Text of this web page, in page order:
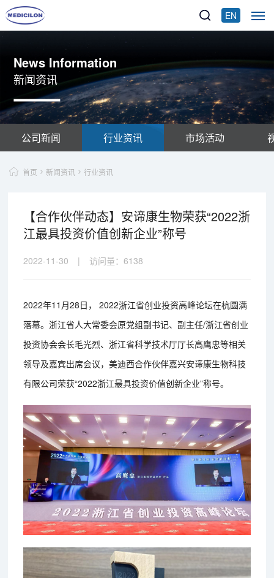
EN
News Information
新闻资讯
公司新闻 行业资讯 市场活动
首页 新闻资讯 行业资讯
【合作伙伴动态】安谛康生物荣获“2022浙
江最具投资价值创新企业”称号
2022-11-30 | 访问量：6138
2022年11月28日， 2022浙江省创业投资高峰论坛在杭圆满
落幕。浙江省人大常委会原党组副书记、副主任/浙江省创业
投资协会会长毛光烈、浙江省科学技术厅厅长高鹰忠等相关
领导及嘉宾出席会议，美迪西合作伙伴嘉兴安谛康生物科技
有限公司荣获“2022浙江最具投资价值创新企业”称号。